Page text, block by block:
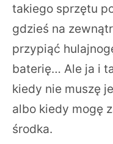
takiego sprzętu
gdzieś na
przypiąć
baterię… Ale ja i
kiedy nie muszę
albo kiedy mogę
środka.